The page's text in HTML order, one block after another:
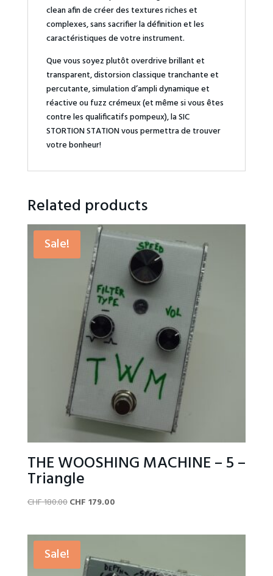
clean afin de créer des textures riches et
complexes, sans sacrifier la définition et les
caractéristiques de votre instrument.
Que vous soyez plutôt overdrive brillant et
transparent, distorsion classique tranchante et
percutante, simulation d’ampli dynamique et
réactive ou fuzz crémeux (et même si vous êtes
contre les qualificatifs pompeux), la SIC
STORTION STATION vous permettra de trouver
votre bonheur!
Related products
Sale!
THE WOOSHING MACHINE – 5 –
Triangle
CHF180.00Original
CHF 180.00.
CHF 179.00Current
Sale!